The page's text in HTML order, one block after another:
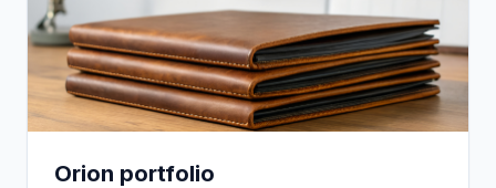
Orion portfolio